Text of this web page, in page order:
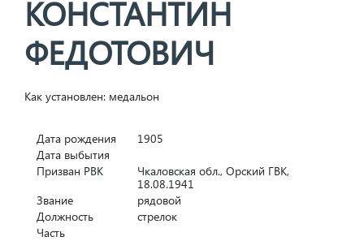
КОНСТАНТИН
ФЕДОТОВИЧ
Как установлен: медальон
Дата рождения
1905
Дата выбытия
Призван РВК
Чкаловская обл., Орский ГВК,
18.08.1941
Звание
рядовой
Должность
стрелок
Часть